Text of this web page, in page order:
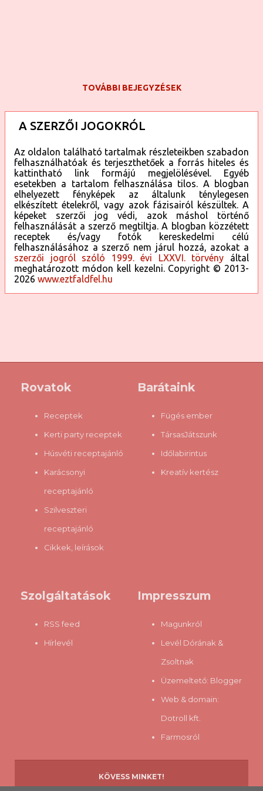
TOVÁBBI BEJEGYZÉSEK
A SZERZŐI JOGOKRÓL
Az oldalon található tartalmak részleteikben szabadon
felhasználhatóak és terjeszthetőek a forrás hiteles és
kattintható link formájú megjelölésével. Egyéb
esetekben a tartalom felhasználása tilos. A blogban
elhelyezett fényképek az általunk ténylegesen
elkészített ételekről, vagy azok fázisairól készültek. A
képeket szerzői jog védi, azok máshol történő
felhasználását a szerző megtiltja. A blogban közzétett
receptek és/vagy fotók kereskedelmi célú
felhasználásához a szerző nem járul hozzá, azokat a
szerzői jogról szóló 1999. évi LXXVI. törvény által
meghatározott módon kell kezelni. Copyright © 2013-
2026 www.eztfaldfel.hu
Rovatok
Receptek
Kerti party receptek
Húsvéti receptajánló
Karácsonyi
receptajánló
Szilveszteri
receptajánló
Cikkek, leírások
Barátaink
Fügés ember
TársasJátszunk
Időlabirintus
Kreatív kertész
Szolgáltatások
RSS feed
Hírlevél
Impresszum
Magunkról
Levél Dórának &
Zsoltnak
Üzemeltető: Blogger
Web & domain:
Dotroll kft.
Farmosról
KÖVESS MINKET!